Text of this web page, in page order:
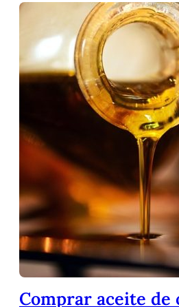
Comprar aceite de